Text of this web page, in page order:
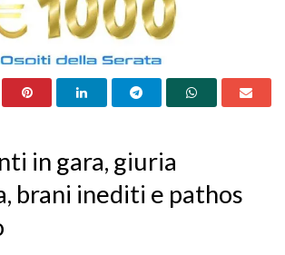
in gara, giuria
brani inediti e pathos